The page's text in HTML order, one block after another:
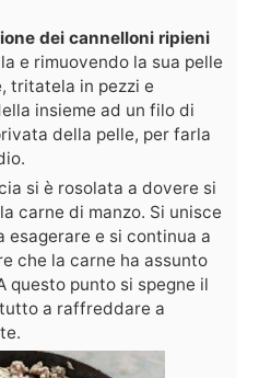
dei cannelloni ripieni
e rimuovendo la sua pelle
tritatela in pezzi e
insieme ad un filo di
della pelle, per farla
si è rosolata a dovere si
carne di manzo. Si unisce
esagerare e si continua a
che la carne ha assunto
questo punto si spegne il
a raffreddare a